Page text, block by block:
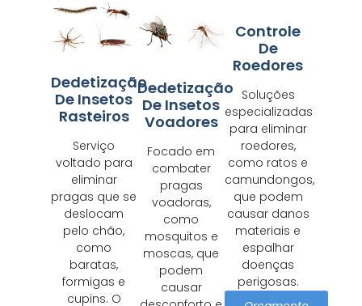
Dedetização
De Insetos
Rasteiros
Serviço
voltado para
eliminar
pragas que se
deslocam
pelo chão,
como
baratas,
formigas e
cupins. O
Dedetização
De Insetos
Voadores
Focado em
combater
pragas
voadoras,
como
mosquitos e
moscas, que
podem
causar
Controle
De
Roedores
Soluções
especializadas
para eliminar
roedores,
como ratos e
camundongos,
que podem
causar danos
materiais e
espalhar
doenças
perigosas.